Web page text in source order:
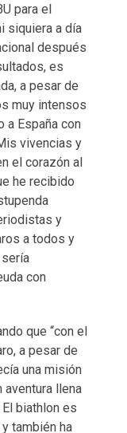
para el
siquiera a día
después
es
a pesar de
muy intensos
a España con
vivencias y
el corazón al
he recibido
y
a todos y
con
que “con el
a pesar de
una misión
aventura llena
biathlon es
también ha